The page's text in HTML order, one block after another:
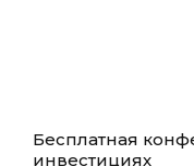
Бесплатная
инвестициях